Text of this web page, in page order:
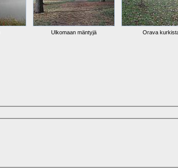
Ulkomaan mäntyjä Orava